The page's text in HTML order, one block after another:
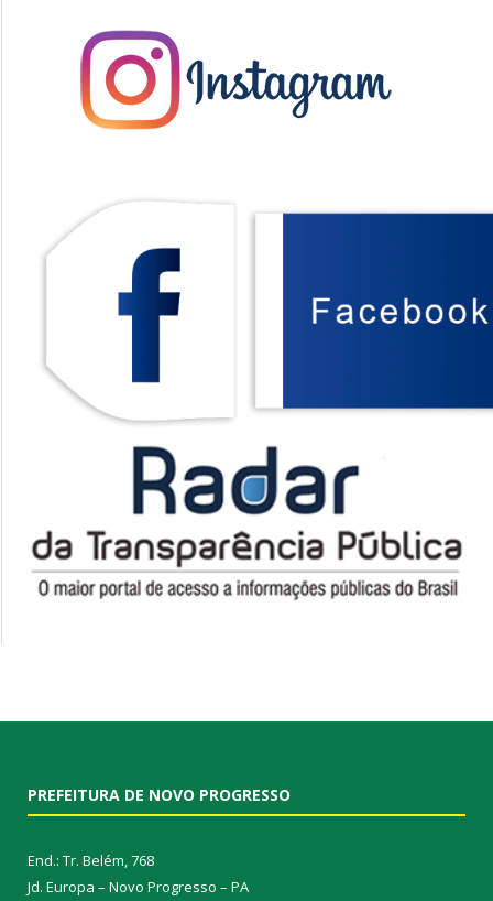
PREFEITURA DE NOVO PROGRESSO
End.: Tr. Belém, 768
Jd. Europa – Novo Progresso – PA